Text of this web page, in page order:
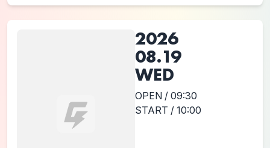
2026
08.19
WED
OPEN / 09:30
START / 10:00